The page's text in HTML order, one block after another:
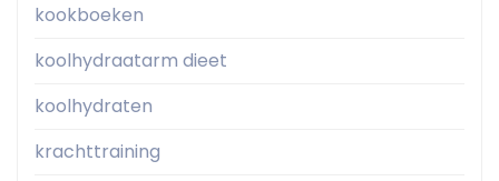
kookboeken
koolhydraatarm dieet
koolhydraten
krachttraining